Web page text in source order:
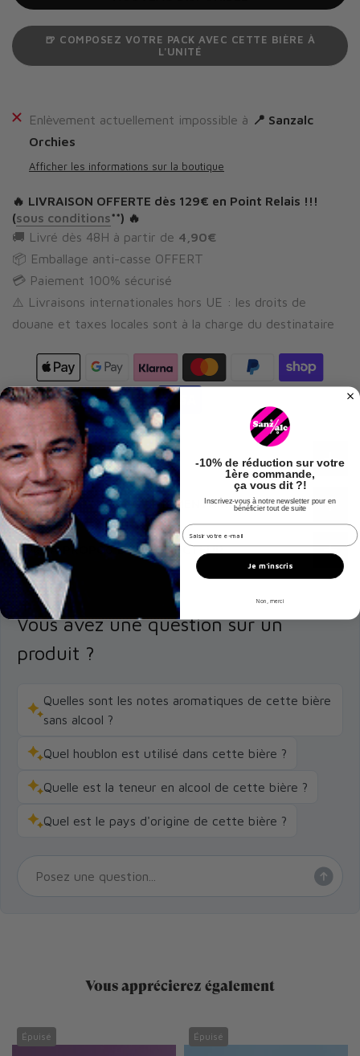
🍺 COMPOSEZ VOTRE PACK AVEC CETTE BIÈRE À
L'UNITÉ
Enlèvement actuellement impossible à 📍 Sanzalc
Orchies
Afficher les informations sur la boutique
🔥 LIVRAISON OFFERTE dès 129€ en Point Relais !!!
(sous conditions**) 🔥
🚚 Livré dès 48H à partir de 4,90€
📦 Emballage anti-casse OFFERT
💳 Paiement 100% sécurisé
⚠️ Livraisons internationales hors UE : les droits de
douane et taxes locales sont à la charge du destinataire
🔍 POUR TOUT SAVOIR…
ℹ️ INFORMATIONS COMPLÉMENTAIRES
🧑‍🌾 À PROPOS DU PRODUCTEUR
Vous avez une question sur un
produit ?
Quelles sont les notes aromatiques de cette bière
sans alcool ?
Quel houblon est utilisé dans cette bière ?
Quelle est la teneur en alcool de cette bière ?
Quel est le pays d'origine de cette bière ?
Vous apprécierez également
Épuisé Épuisé
-10% de réduction sur votre
1ère commande,
ça vous dit ?!
Inscrivez-vous à notre newsletter pour en
bénéficier tout de suite
champs email hook
Je m'inscris
Non, merci